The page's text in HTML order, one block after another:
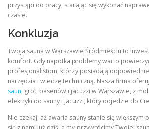
przystąpi do pracy, starając się wykonać
czasie.
Konkluzja
Twoja sauna w Warszawie Śródmieściu to
komfort. Gdy napotka problemy warto
profesjonalistom, którzy posiadają
narzędzia i wiedzę techniczną. Nasza firma
saun, grot, basenów i jacuzzi w Warszawie, z
elektryki do sauny i jacuzzi, który dojedzie do
Nie czekaj, aż awaria sauny stanie się większym